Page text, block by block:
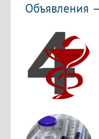
Объявления
Лаборатория